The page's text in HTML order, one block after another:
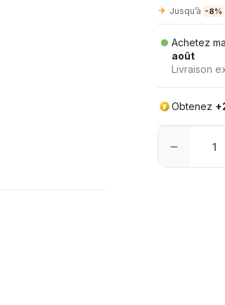
Jusqu’à -8%
Achetez
août
Livraison
Obtenez